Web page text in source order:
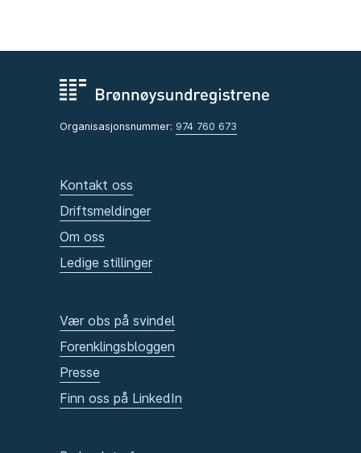
Organisasjonsnummer: 974 760 673
Kontakt oss
Driftsmeldinger
Om oss
Ledige stillinger
Vær obs på svindel
Forenklingsbloggen
Presse
Finn oss på LinkedIn